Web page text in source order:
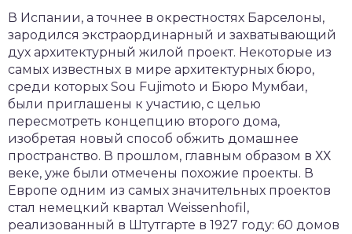
В Испании, а точнее в окрестностях Барселоны,
зародился экстраординарный и захватывающий
дух архитектурный жилой проект. Некоторые из
самых известных в мире архитектурных бюро,
среди которых Sou Fujimoto и Бюро Мумбаи,
были приглашены к участию, с целью
пересмотреть концепцию второго дома,
изобретая новый способ обжить домашнее
пространство. В прошлом, главным образом в ХХ
веке, уже были отмечены похожие проекты. В
Европе одним из самых значительных проектов
стал немецкий квартал Weissenhofil,
реализованный в Штутгарте в 1927 году: 60 домов